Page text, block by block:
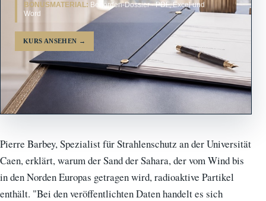
BONUSMATERIAL: Behörden-Dossier · PDF, Excel und
Word
KURS ANSEHEN →
Pierre Barbey, Spezialist für Strahlenschutz an der Universität
Caen, erklärt, warum der Sand der Sahara, der vom Wind bis
in den Norden Europas getragen wird, radioaktive Partikel
enthält. "Bei den veröffentlichten Daten handelt es sich